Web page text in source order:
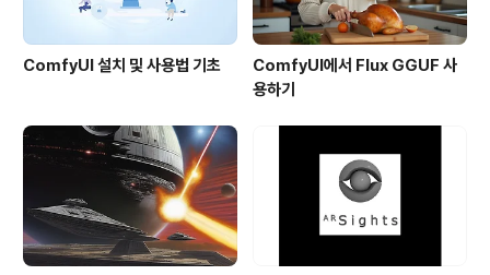
ComfyUI 설치 및 사용법 기초
ComfyUI에서 Flux GGUF 사
용하기